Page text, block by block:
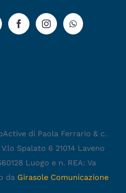
di Paola Ferrario & c.
Spalato 6 21014 Laveno
Luogo e n. REA: Va
da Girasole Comunicazione